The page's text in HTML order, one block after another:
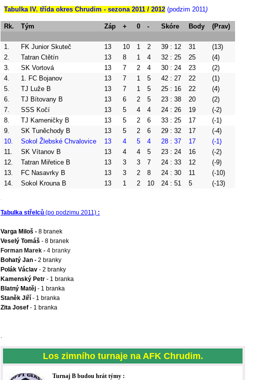
Tabulka IV. třída okres Chrudim - sezona 2011 / 2012 (podzim 2011)
Rk. Tým Záp + 0 - Skóre Body (Prav)
1. FK Junior Skuteč 13 10 1 2 39 : 12 31
(13)
2.
Tatran Ctětín 13 8 1 4 32 : 25 25
(4)
3.
SK Vortová 13 7 2 4 30 : 24 23
(2)
4.
1. FC Bojanov 13 7 1 5 42 : 27 22
(1)
5.
TJ Luže B 13 7 1 5 25 : 16 22
(4)
6.
TJ Bítovany B 13 6 2 5 23 : 38 20
(2)
7.
SSS Kočí 13 5 4 4 24 : 26 19
(-2)
8.
TJ Kameničky B 13 5 2 6 33 : 25 17
(-1)
9.
SK Tuněchody B 13 5 2 6 29 : 32 17
(-4)
10.
Sokol Žlebské Chvalovice 13 4 5 4 28 : 37 17
(-1)
11.
SK Vítanov B 13 4 4 5 23 : 24 16
(-2)
12.
Tatran Miřetice B 13 3 3 7 24 : 33 12
(-9)
13.
FC Nasavrky B 13 3 2 8 24 : 30 11
(-10)
14.
Sokol Krouna B 13 1 2 10 24 : 51 5 (-13)
.
Tabulka střelců (po podzimu 2011) :
Varga Miloš - 8 branek
Veselý Tomáš - 8 branek
Forman Marek - 4 branky
Bohatý Jan - 2 branky
Polák Václav - 2 branky
Kamenský Petr - 1 branka
Blatný Matěj - 1 branka
Staněk Jiří - 1 branka
Zita Josef - 1 branka
.
Los zimního turnaje na AFK Chrudim.
Turnaj B budou hrát týmy :